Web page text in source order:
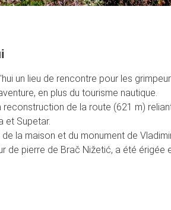
un lieu de rencontre pour les
en plus du tourisme nautique.
de la route (621 m)
et Supetar.
la maison et du monument de
de pierre de Brač Nižetić, a été érigée